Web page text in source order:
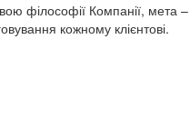
філософії Компанії, мета –
кожному клієнтові.